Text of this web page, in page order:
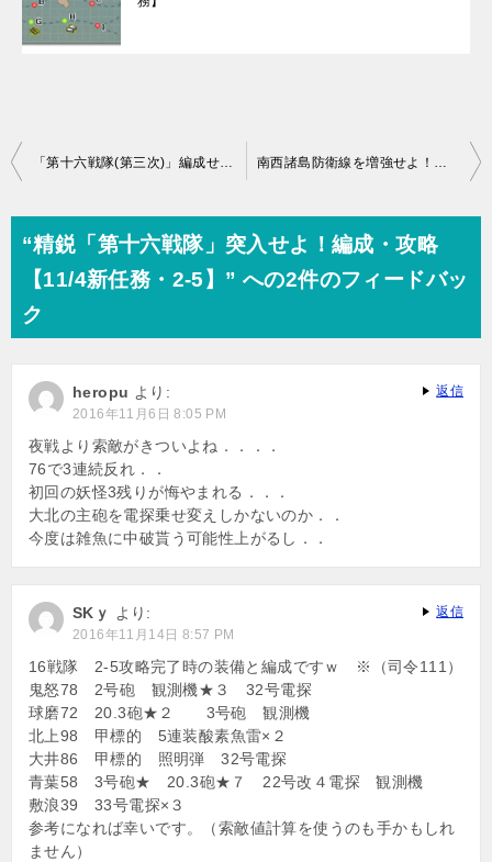
投
ー
ョ
ン
「第十六戦隊(第三次)」編成せよ/出撃せよ！攻略【11/4新任務】 南西諸島防衛線を増強せよ！編成・攻略【11/4新任務・1-4】
“精鋭「第十六戦隊」突入せよ！編成・攻略
【11/4新任務・2-5】” への2件のフィードバッ
ク
heropu より:
2016年11月6日 8:05 PM
夜戦より索敵がきついよね．．．．
76で3連続反れ．．
初回の妖怪3残りが悔やまれる．．．
大北の主砲を電探乗せ変えしかないのか．．
今度は雑魚に中破貰う可能性上がるし．．
返信
SKｙ より:
2016年11月14日 8:57 PM
16戦隊 2-5攻略完了時の装備と編成ですｗ ※（司令111）
鬼怒78 2号砲 観測機★３ 32号電探
球磨72 20.3砲★２ 3号砲 観測機
北上98 甲標的 5連装酸素魚雷×２
大井86 甲標的 照明弾 32号電探
青葉58 3号砲★ 20.3砲★７ 22号改４電探 観測機
敷浪39 33号電探×３
参考になれば幸いです。（索敵値計算を使うのも手かもしれ
ません）
返信